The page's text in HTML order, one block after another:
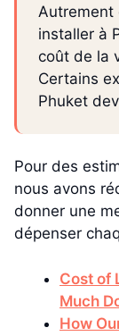
Autrement
installer à
coût de la
Certains
Phuket
Pour des
nous avons
donner une
dépenser
Cost of
Much
How